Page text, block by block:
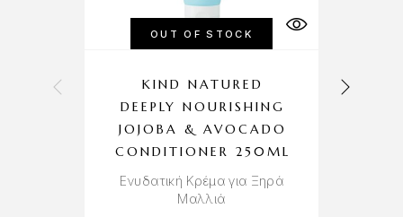
OUT OF STOCK
KIND NATURED
DEEPLY NOURISHING
JOJOBA & AVOCADO
CONDITIONER 250ML
Ενυδατική Κρέμα για Ξηρά
Μαλλιά